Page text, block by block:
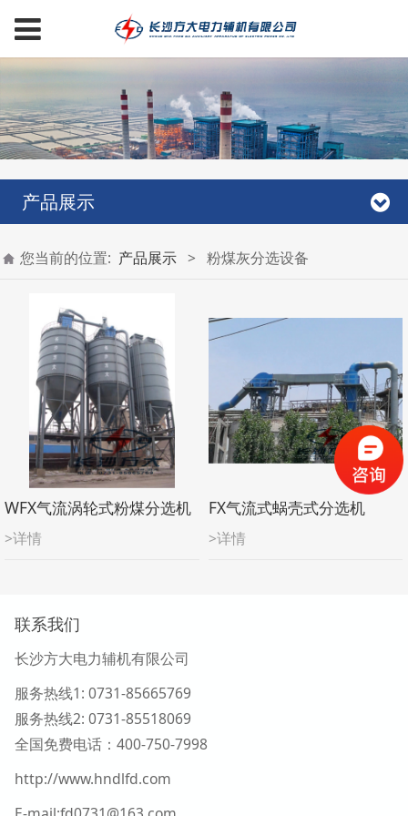
产品展示
您当前的位置: 产品展示 > 粉煤灰分选设备
WFX气流涡轮式粉煤分选机
>详情
FX气流式蜗壳式分选机
>详情
联系我们
长沙方大电力辅机有限公司
服务热线1: 0731-85665769
服务热线2: 0731-85518069
全国免费电话：400-750-7998
http://www.hndlfd.com